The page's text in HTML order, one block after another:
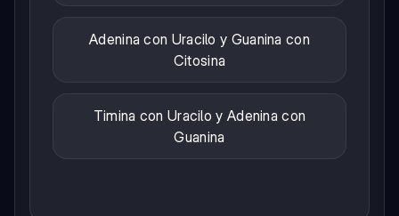
Adenina con Uracilo y Guanina con
Citosina
Timina con Uracilo y Adenina con
Guanina